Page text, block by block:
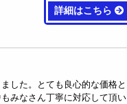
詳細はこちら
した。とても良心的な価格と
みなさん丁寧に対応して頂い